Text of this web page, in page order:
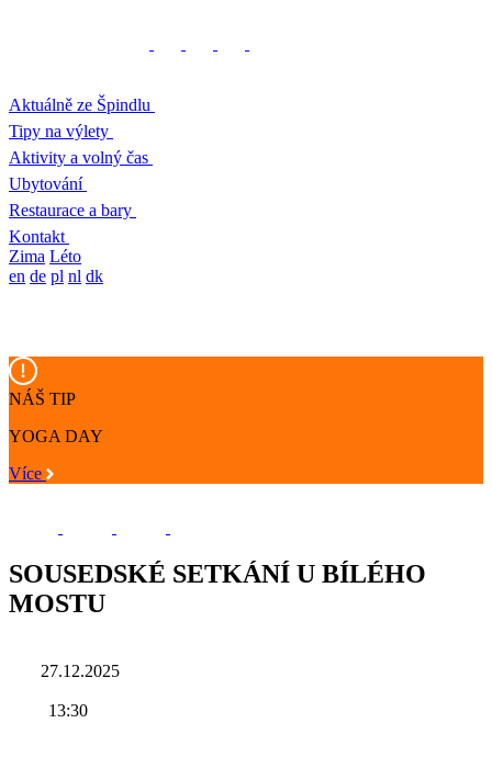
Aktuálně ze Špindlu
Tipy na výlety
Aktivity a volný čas
Ubytování
Restaurace a bary
Kontakt
Zima Léto
en de pl nl dk
NÁŠ TIP
YOGA DAY
Více
SOUSEDSKÉ SETKÁNÍ U BÍLÉHO
MOSTU
27.12.2025
13:30